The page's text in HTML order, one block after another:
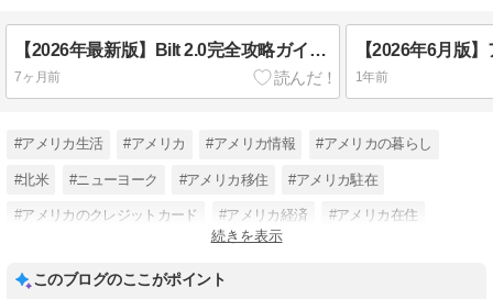
【2026年最新版】Bilt 2.0完全攻略ガイド｜Option 1・2の違い、Bilt キャッシュとポイントの違い、日本行きマイルの使い方まで解説
7ヶ月前 1年前
#アメリカ生活 #アメリカ #アメリカ情報 #アメリカの暮らし
#北米 #ニューヨーク #アメリカ移住 #アメリカ駐在
#アメリカのクレジットカード #アメリカ経済 #アメリカ在住
続きを表示
このブログのここがポイント